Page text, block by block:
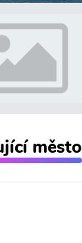
město